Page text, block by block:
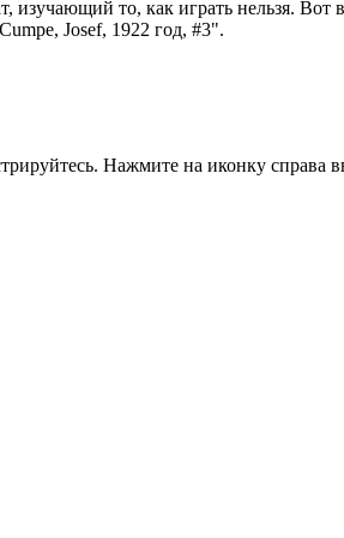
то, как играть нельзя. Вот
Josef, 1922 год, #3".
Нажмите на иконку справа